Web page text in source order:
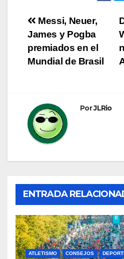
Navegación
de
entradas
Messi, Neuer,
James y Pogba
premiados en el
Mundial de Brasil
PorJLRio
ENTRADA
ATLETISMO CONSEJOS